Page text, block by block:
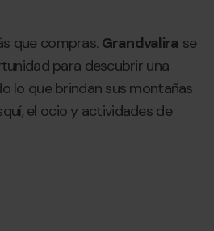
que compras. Grandvalira se
para descubrir una
lo que brindan sus montañas
el ocio y actividades de